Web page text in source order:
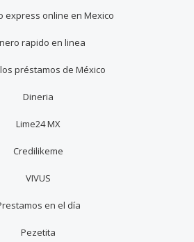
express online en Mexico
rapido en linea
préstamos de México
Dineria
Lime24 MX
Credilikeme
VIVUS
en el día
Pezetita